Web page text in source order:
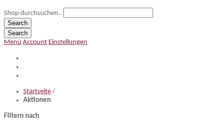
Shop durchsuchen..
Search
Search
Menü Account Einstellungen
Startseite /
Aktionen
Filtern nach